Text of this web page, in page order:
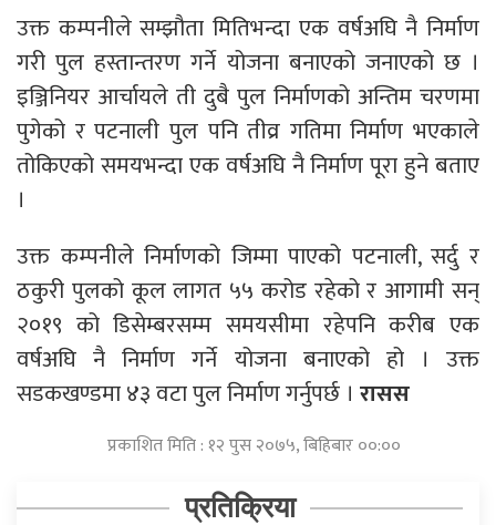
उक्त कम्पनीले सम्झौता मितिभन्दा एक वर्षअघि नै निर्माण
गरी पुल हस्तान्तरण गर्ने योजना बनाएको जनाएको छ ।
इञ्जिनियर आर्चायले ती दुबै पुल निर्माणको अन्तिम चरणमा
पुगेको र पटनाली पुल पनि तीव्र गतिमा निर्माण भएकाले
तोकिएको समयभन्दा एक वर्षअघि नै निर्माण पूरा हुने बताए
।
उक्त कम्पनीले निर्माणको जिम्मा पाएको पटनाली, सर्दु र
ठकुरी पुलको कूल लागत ५५ करोड रहेको र आगामी सन्
२०१९ को डिसेम्बरसम्म समयसीमा रहेपनि करीब एक
वर्षअघि नै निर्माण गर्ने योजना बनाएको हो । उक्त
सडकखण्डमा ४३ वटा पुल निर्माण गर्नुपर्छ । रासस
प्रकाशित मिति : १२ पुस २०७५, बिहिबार ००:००
प्रतिक्रिया